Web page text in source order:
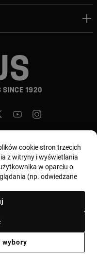
SINCE 1920
Polska / Euro
i Polityka prywatności
dla konsumentów
cookie stron trzecich
z witryny i wyświetlania
w oparciu o
(np. odwiedzane
wybory